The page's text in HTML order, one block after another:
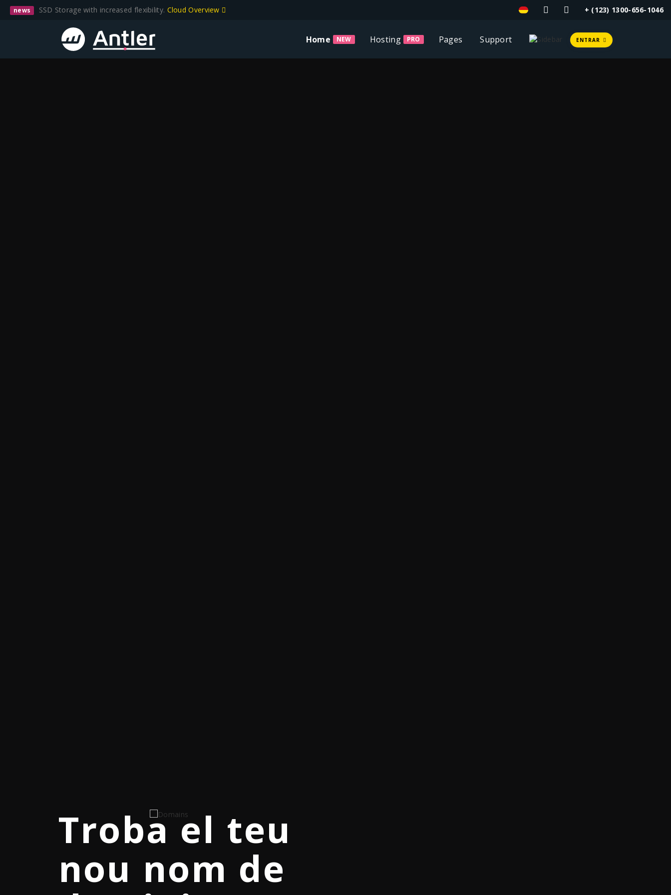
news SSD Storage with increased flexibility. Cloud Overview + (123) 1300-656-1046
Home NEW Hosting PRO Pages Support ENTRAR
Troba el teu
nou nom de
Dedicated
Server with
Hosting
Package
Sol·licituds de
suport